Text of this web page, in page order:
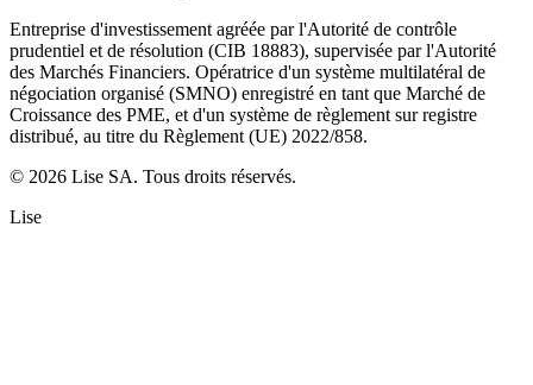
Entreprise d'investissement agréée par l'Autorité de contrôle
prudentiel et de résolution (CIB 18883), supervisée par l'Autorité
des Marchés Financiers. Opératrice d'un système multilatéral de
négociation organisé (SMNO) enregistré en tant que Marché de
Croissance des PME, et d'un système de règlement sur registre
distribué, au titre du Règlement (UE) 2022/858.
© 2026 Lise SA. Tous droits réservés.
Lise